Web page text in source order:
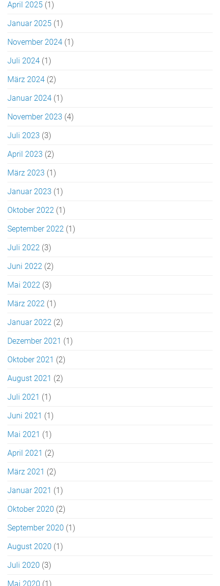
April 2025 (1)
Januar 2025 (1)
November 2024 (1)
Juli 2024 (1)
März 2024 (2)
Januar 2024 (1)
November 2023 (4)
Juli 2023 (3)
April 2023 (2)
März 2023 (1)
Januar 2023 (1)
Oktober 2022 (1)
September 2022 (1)
Juli 2022 (3)
Juni 2022 (2)
Mai 2022 (3)
März 2022 (1)
Januar 2022 (2)
Dezember 2021 (1)
Oktober 2021 (2)
August 2021 (2)
Juli 2021 (1)
Juni 2021 (1)
Mai 2021 (1)
April 2021 (2)
März 2021 (2)
Januar 2021 (1)
Oktober 2020 (2)
September 2020 (1)
August 2020 (1)
Juli 2020 (3)
Mai 2020 (1)